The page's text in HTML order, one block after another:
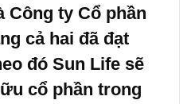
Công ty Cổ phần
cả hai đã đạt
đó Sun Life sẽ
cổ phần trong